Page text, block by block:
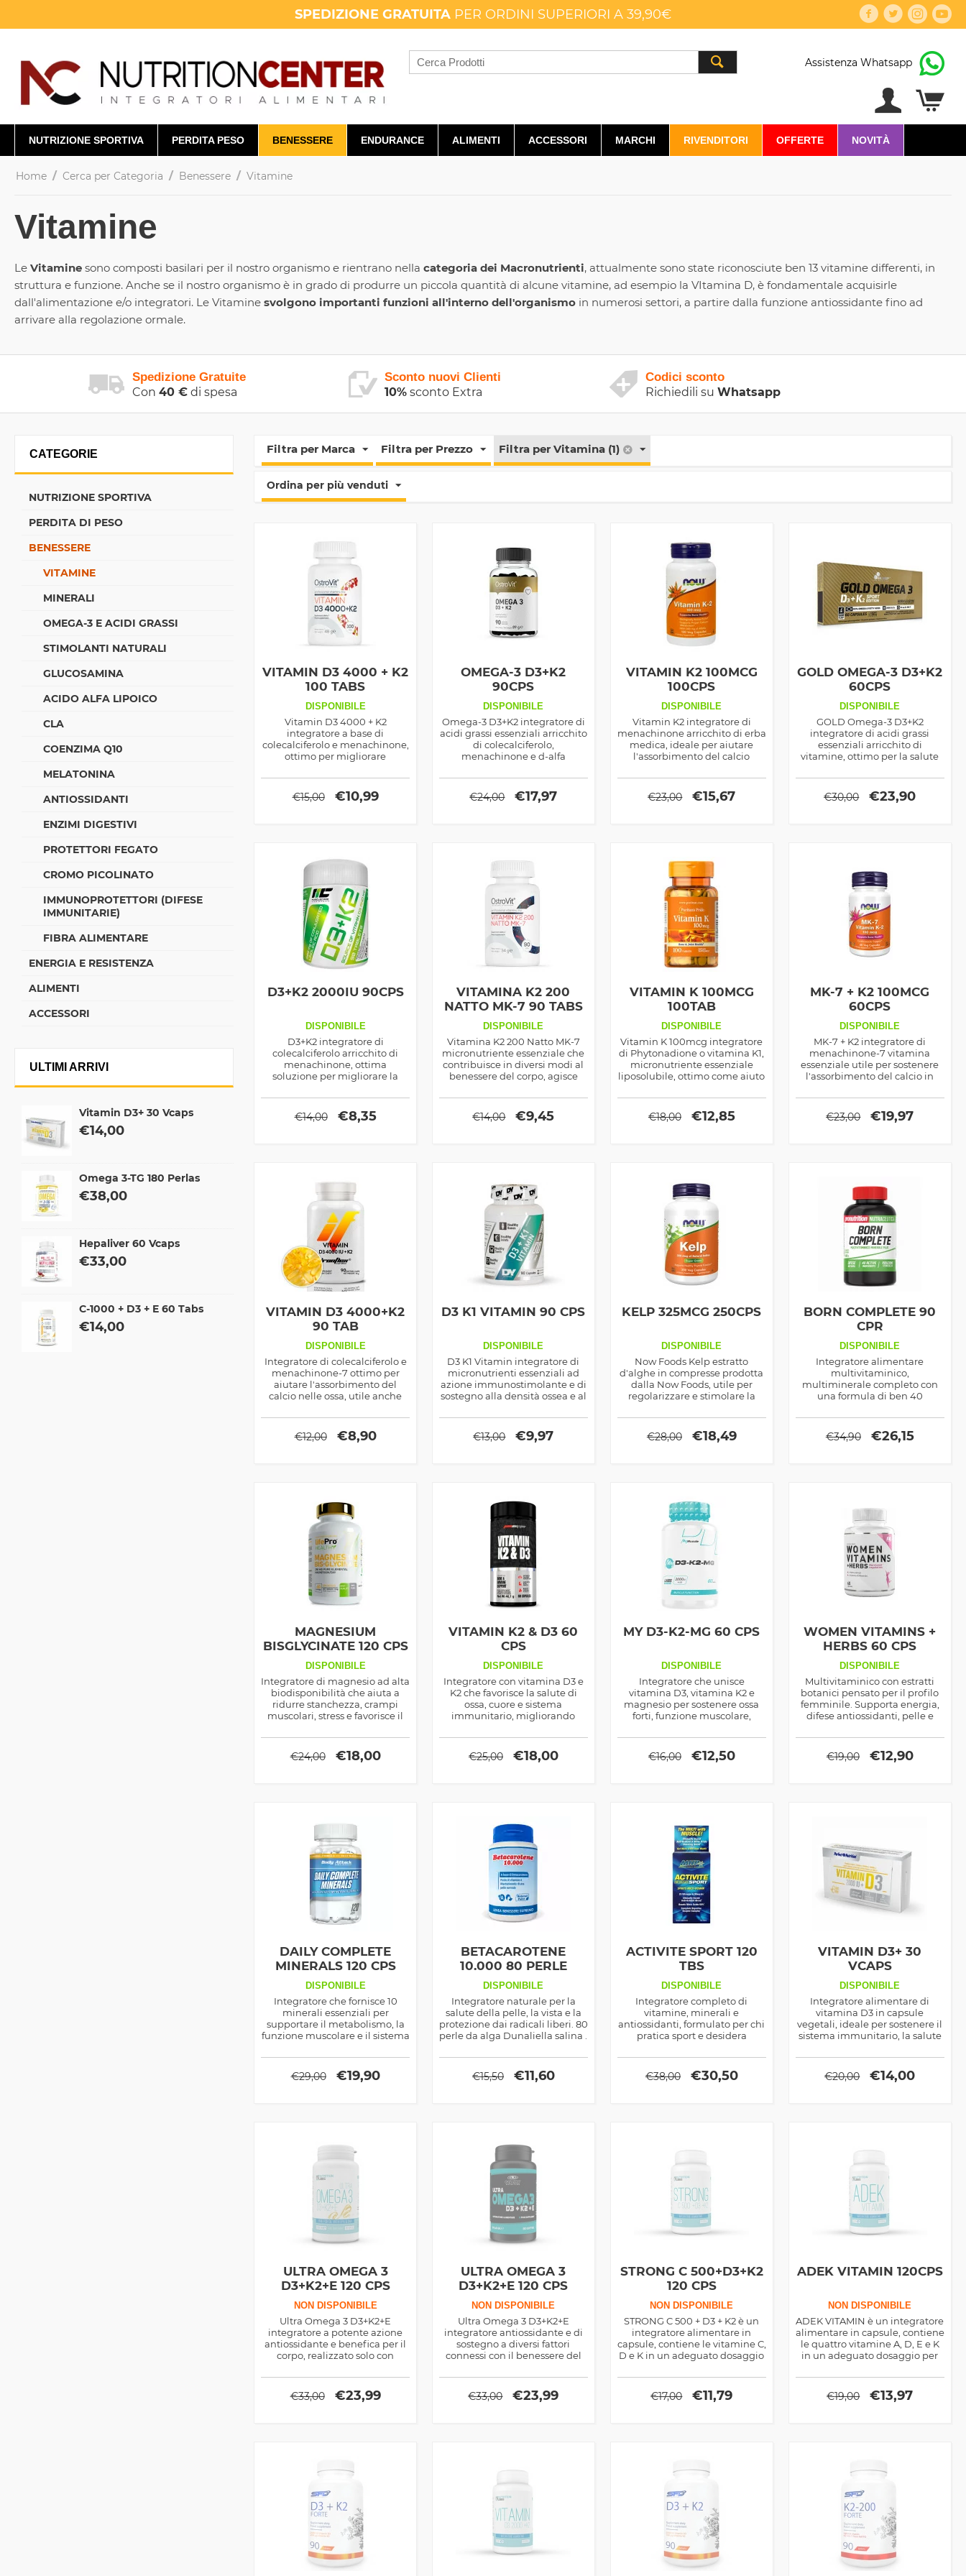
SPEDIZIONE GRATUITA PER ORDINI SUPERIORI A 39,90€
Assistenza Whatsapp
NUTRIZIONE SPORTIVA PERDITA PESO BENESSERE ENDURANCE ALIMENTI ACCESSORI MARCHI RIVENDITORI OFFERTE NOVITÀ
Home / Cerca per Categoria / Benessere / Vitamine
Vitamine
Le Vitamine sono composti basilari per il nostro organismo e rientrano nella categoria dei Macronutrienti, attualmente sono state riconosciute ben 13 vitamine differenti, in
struttura e funzione. Anche se il nostro organismo è in grado di produrre un piccola quantità di alcune vitamine, ad esempio la VItamina D, è fondamentale acquisirle
dall'alimentazione e/o integratori. Le Vitamine svolgono importanti funzioni all'interno dell'organismo in numerosi settori, a partire dalla funzione antiossidante fino ad
arrivare alla regolazione ormale.
Spedizione Gratuite
Con 40 € di spesa
Sconto nuovi Clienti
10% sconto Extra
Codici sconto
Richiedili su Whatsapp
CATEGORIE
NUTRIZIONE SPORTIVA
PERDITA DI PESO
BENESSERE
VITAMINE
MINERALI
OMEGA-3 E ACIDI GRASSI
STIMOLANTI NATURALI
GLUCOSAMINA
ACIDO ALFA LIPOICO
CLA
COENZIMA Q10
MELATONINA
ANTIOSSIDANTI
ENZIMI DIGESTIVI
PROTETTORI FEGATO
CROMO PICOLINATO
IMMUNOPROTETTORI (DIFESE
IMMUNITARIE)
FIBRA ALIMENTARE
ENERGIA E RESISTENZA
ALIMENTI
ACCESSORI
ULTIMI ARRIVI
Vitamin D3+ 30 Vcaps
€14,00
Omega 3-TG 180 Perlas
€38,00
Hepaliver 60 Vcaps
€33,00
C-1000 + D3 + E 60 Tabs
€14,00
Filtra per Marca Filtra per Prezzo Filtra per Vitamina (1)
Ordina per più venduti
VITAMIN D3 4000 + K2
100 TABS
DISPONIBILE
Vitamin D3 4000 + K2
integratore a base di
colecalciferolo e menachinone,
ottimo per migliorare
ossa ed anche come
rinvigorente maschile, inoltre
la D3 è immonostimolante
€15,00 €10,99
OMEGA-3 D3+K2
90CPS
DISPONIBILE
Omega-3 D3+K2 integratore di
acidi grassi essenziali arricchito
di colecalciferolo,
menachinone e d-alfa
ma anche di sostegno alla
densità delle ossa
€24,00 €17,97
VITAMIN K2 100MCG
100CPS
DISPONIBILE
Vitamin K2 integratore di
menachinone arricchito di erba
medica, ideale per aiutare
l'assorbimento del calcio
osteoporosi, ma indicato anche
per coadiuvare la salute del
corpo in generale
€23,00 €15,67
GOLD OMEGA-3 D3+K2
60CPS
DISPONIBILE
GOLD Omega-3 D3+K2
integratore di acidi grassi
essenziali arricchito di
vitamine, ottimo per la salute
supporto sportivo
€30,00 €23,90
D3+K2 2000IU 90CPS
DISPONIBILE
D3+K2 integratore di
colecalciferolo arricchito di
menachinone, ottima
soluzione per migliorare la
ma anche per sostenere forza e
resistenza fisica durante gli
allenamenti
€14,00 €8,35
VITAMINA K2 200
NATTO MK-7 90 TABS
DISPONIBILE
Vitamina K2 200 Natto MK-7
micronutriente essenziale che
contribuisce in diversi modi al
benessere del corpo, agisce
antiossidante e
antinfiammatorio naturale
€14,00 €9,45
VITAMIN K 100MCG
100TAB
DISPONIBILE
Vitamin K 100mcg integratore
di Phytonadione o vitamina K1,
micronutriente essenziale
liposolubile, ottimo come aiuto
determina la resistenza
€18,00 €12,85
MK-7 + K2 100MCG
60CPS
DISPONIBILE
MK-7 + K2 integratore di
menachinone-7 vitamina
essenziale utile per sostenere
l'assorbimento del calcio in
contrastare i radicali liberi e
diminuire le infiammazioni
€23,00 €19,97
VITAMIN D3 4000+K2
90 TAB
DISPONIBILE
Integratore di colecalciferolo e
menachinone-7 ottimo per
aiutare l'assorbimento del
calcio nelle ossa, utile anche
€12,00 €8,90
D3 K1 VITAMIN 90 CPS
DISPONIBILE
D3 K1 Vitamin integratore di
micronutrienti essenziali ad
azione immunostimolante e di
sostegno alla densità ossea e al
fase di massa che
dimagrimento
€13,00 €9,97
KELP 325MCG 250CPS
DISPONIBILE
Now Foods Kelp estratto
d'alghe in compresse prodotta
dalla Now Foods, utile per
regolarizzare e stimolare la
tiroidei
€28,00 €18,49
BORN COMPLETE 90
CPR
DISPONIBILE
Integratore alimentare
multivitaminico,
multiminerale completo con
una formula di ben 40
€34,90 €26,15
MAGNESIUM
BISGLYCINATE 120 CPS
DISPONIBILE
Integratore di magnesio ad alta
biodisponibilità che aiuta a
ridurre stanchezza, crampi
muscolari, stress e favorisce il
€24,00 €18,00
VITAMIN K2 & D3 60
CPS
DISPONIBILE
Integratore con vitamina D3 e
K2 che favorisce la salute di
ossa, cuore e sistema
immunitario, migliorando
sua corretta distribuzione
nell’organismo.
€25,00 €18,00
MY D3-K2-MG 60 CPS
DISPONIBILE
Integratore che unisce
vitamina D3, vitamina K2 e
magnesio per sostenere ossa
forti, funzione muscolare,
benessere cardiovascolare.
€16,00 €12,50
WOMEN VITAMINS +
HERBS 60 CPS
DISPONIBILE
Multivitaminico con estratti
botanici pensato per il profilo
femminile. Supporta energia,
difese antiossidanti, pelle e
stimolanti.
€19,00 €12,90
DAILY COMPLETE
MINERALS 120 CPS
DISPONIBILE
Integratore che fornisce 10
minerali essenziali per
supportare il metabolismo, la
funzione muscolare e il sistema
stress ossidativo, previene
carenze e favorisce un recupero
ottimale, perfetto per sportivi e
€29,00 €19,90
BETACAROTENE
10.000 80 PERLE
DISPONIBILE
Integratore naturale per la
salute della pelle, la vista e la
protezione dai radicali liberi. 80
perle da alga Dunaliella salina .
€15,50 €11,60
ACTIVITE SPORT 120
TBS
DISPONIBILE
Integratore completo di
vitamine, minerali e
antiossidanti, formulato per chi
pratica sport e desidera
resistenza e recupero
muscolare.
€38,00 €30,50
VITAMIN D3+ 30
VCAPS
DISPONIBILE
Integratore alimentare di
vitamina D3 in capsule
vegetali, ideale per sostenere il
sistema immunitario, la salute
muscolare e il normale
assorbimento di calcio e fosforo.
€20,00 €14,00
ULTRA OMEGA 3
D3+K2+E 120 CPS
NON DISPONIBILE
Ultra Omega 3 D3+K2+E
integratore a potente azione
antiossidante e benefica per il
corpo, realizzato solo con
per la densità ossea e non solo
€33,00 €23,99
ULTRA OMEGA 3
D3+K2+E 120 CPS
NON DISPONIBILE
Ultra Omega 3 D3+K2+E
integratore antiossidante e di
sostegno a diversi fattori
connessi con il benessere del
agisce sul sistema immunitario
ed è rinvigorente per il maschio
adulto
€33,00 €23,99
STRONG C 500+D3+K2
120 CPS
NON DISPONIBILE
STRONG C 500 + D3 + K2 è un
integratore alimentare in
capsule, contiene le vitamine C,
D e K in un adeguato dosaggio
stesse. Le vitamine svolgono
diverse funzioni nell’organismo
umano.
€17,00 €11,79
ADEK VITAMIN 120CPS
NON DISPONIBILE
ADEK VITAMIN è un integratore
alimentare in capsule, contiene
le quattro vitamine A, D, E e K
in un adeguato dosaggio per
Le vitamine liposolubili
svolgono diverse funzioni
nell’organismo umano.
€19,00 €13,97